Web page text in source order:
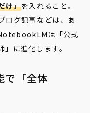
け」を入れること。
ログ記事などは、あ
は「公式
に進化します。
「全体